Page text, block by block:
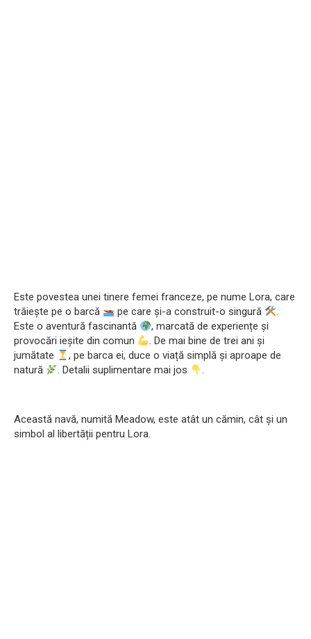
Este povestea unei tinere femei franceze, pe nume Lora, care
trăiește pe o barcă
pe care și-a construit-o singură
.
Este o aventură fascinantă
, marcată de experiențe și
provocări ieșite din comun
. De mai bine de trei ani și
jumătate
, pe barca ei, duce o viață simplă și aproape de
natură
. Detalii suplimentare mai jos .
Această navă, numită Meadow, este atât un cămin, cât și un
simbol al libertății pentru Lora.